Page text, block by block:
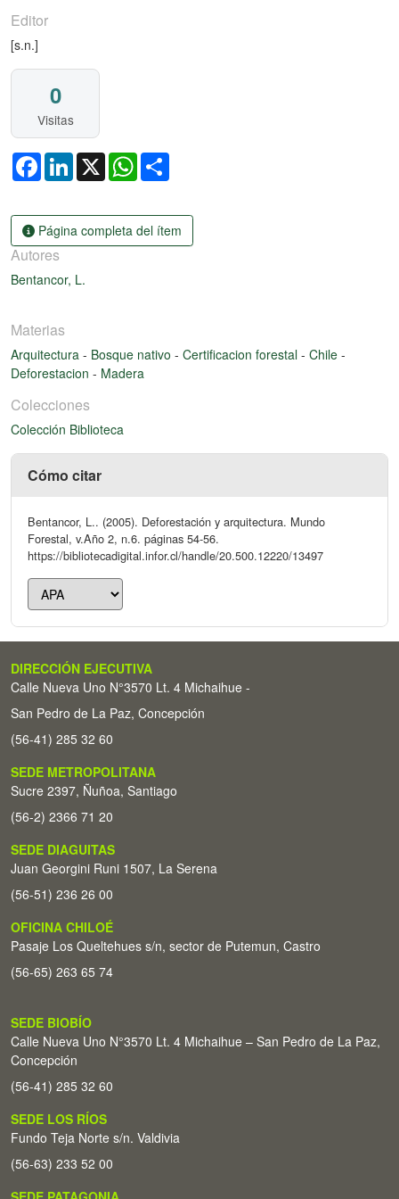
Editor
[s.n.]
0
Visitas
FacebookLinkedIn
X WhatsApp
Página completa del ítem
Autores
Bentancor, L.
Materias
Arquitectura - Bosque nativo - Certificacion forestal - Chile -
Deforestacion - Madera
Colecciones
Colección Biblioteca
Cómo citar
Bentancor, L.. (2005). Deforestación y arquitectura. Mundo
Forestal, v.Año 2, n.6. páginas 54-56.
https://bibliotecadigital.infor.cl/handle/20.500.12220/13497
DIRECCIÓN EJECUTIVA
Calle Nueva Uno N°3570 Lt. 4 Michaihue -
San Pedro de La Paz, Concepción
(56-41) 285 32 60
SEDE METROPOLITANA
Sucre 2397, Ñuñoa, Santiago
(56-2) 2366 71 20
SEDE DIAGUITAS
Juan Georgini Runi 1507, La Serena
(56-51) 236 26 00
OFICINA CHILOÉ
Pasaje Los Queltehues s/n, sector de Putemun, Castro
(56-65) 263 65 74
SEDE BIOBÍO
Calle Nueva Uno N°3570 Lt. 4 Michaihue – San Pedro de La Paz,
Concepción
(56-41) 285 32 60
SEDE LOS RÍOS
Fundo Teja Norte s/n. Valdivia
(56-63) 233 52 00